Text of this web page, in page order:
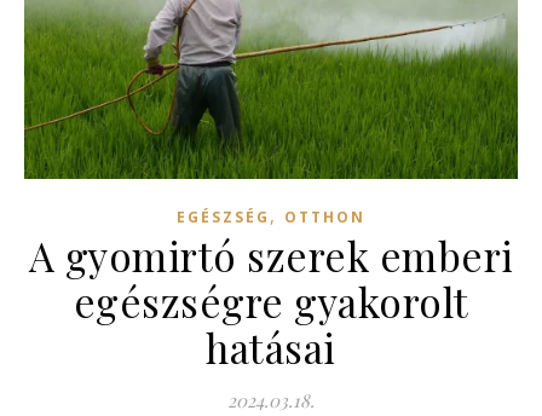
EGÉSZSÉG , OTTHON
A gyomirtó szerek emberi
egészségre gyakorolt
hatásai
2024.03.18.